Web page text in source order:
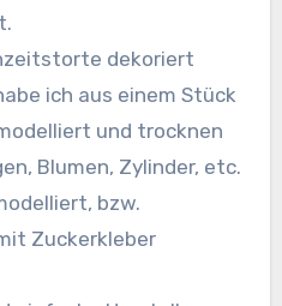
dekoriert
ich aus einem Stück
und trocknen
Blumen, Zylinder, etc.
bzw.
Zuckerkleber